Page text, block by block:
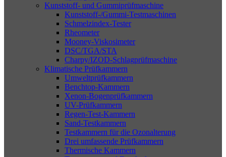
Kunststoff- und Gummiprüfmaschine
Kunststoff-/Gummi-Testmaschinen
Schmelzindex-Tester
Rheometer
Mooney-Viskosimeter
DSC/TGA/STA
Charpy/IZOD-Schlagprüfmaschine
Klimatische Prüfkammern
Umweltprüfkammern
Benchtop-Kammern
Xenon-Bogenprüfkammern
UV-Prüfkammern
Regen-Test-Kammern
Sand-Testkammern
Testkammern für die Ozonalterung
Drei umfassende Prüfkammern
Thermische Kammern